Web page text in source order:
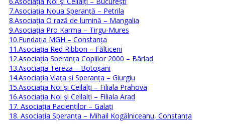
7.Asociaţia Noua Speranţă – Petrila
8.Asociaţia O rază de lumină – Mangalia
9.Asociaţia Pro Karma – Tirgu-Mures
10.Fundaţia MGH – Constanţa
11.Asociaţia Red Ribbon – Fălticeni
12.Asociaţia Speranţa Copiilor 2000 – Bârlad
13.Asociaţia Tereza – Botoşani
14.Asociaţia Viaţa şi Speranţa – Giurgiu
15.Asociaţia Noi şi Ceilalţi – Filiala Prahova
16.Asociaţia Noi şi Ceilalţi – Filiala Arad
17. Asociația Pacienților – Galați
18. Asociația Speranța – Mihail Kogălniceanu, Constanța